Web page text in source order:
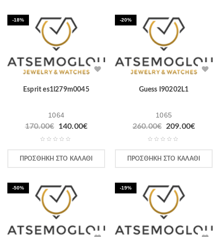
-18%
Esprit es1l279m0045
1064
170.00€ 140.00€
ΠΡΟΣΘΉΚΗ ΣΤΟ ΚΑΛΆΘΙ
-20%
Guess I90202L1
1065
260.00€ 209.00€
ΠΡΟΣΘΉΚΗ ΣΤΟ ΚΑΛΆΘΙ
-50% -19%